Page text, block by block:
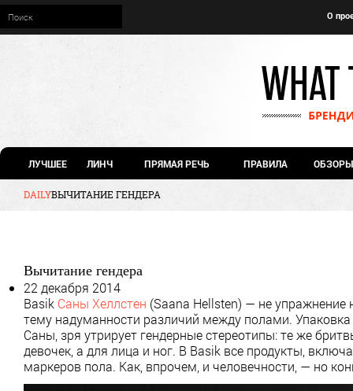
О
ЛУЧШЕЕ ЛИНЧ ПРЯМАЯ РЕЧЬ ПРАВИЛА ОБЗОРЫ
DAILYВЫЧИТАНИЕ ГЕНДЕРА
Вычитание гендера
22 декабря 2014
Basik Саны Хеллстен (Saana Hellsten) — не упражнение
тему надуманности различий между полами.
Саны, зря утрирует гендерные стереотипы: те же
девочек, а для лица и ног. В Basik все продукты,
маркеров пола. Как, впрочем, и человечности, — но